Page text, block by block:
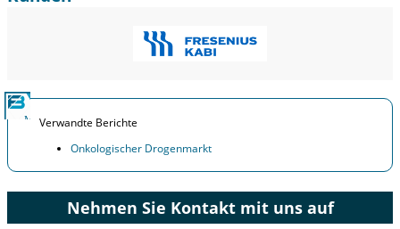
Verwandte Berichte
Onkologischer Drogenmarkt
Nehmen Sie Kontakt mit uns auf